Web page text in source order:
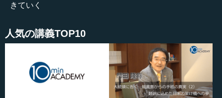
執行 では、われわれ人類とAIがどのように共存していく
部やります。
―― なるほど、いいほうを全部。
執行 知能とか民主主義、平等のいいところ、優しいとこ
ろ、愛情のいいところ。そういうものを全部AIがやること
きていく
人気の講義TOP10